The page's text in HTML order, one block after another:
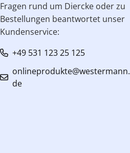
Fragen rund um Diercke oder zu
Bestellungen beantwortet unser
Kundenservice:
+49 531 123 25 125
onlineprodukte@westermann.
de